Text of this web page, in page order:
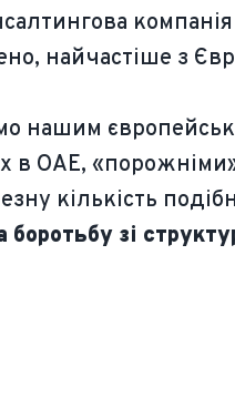
найчастіше з
нашим
в ОАЕ,
кількість
боротьбу зі